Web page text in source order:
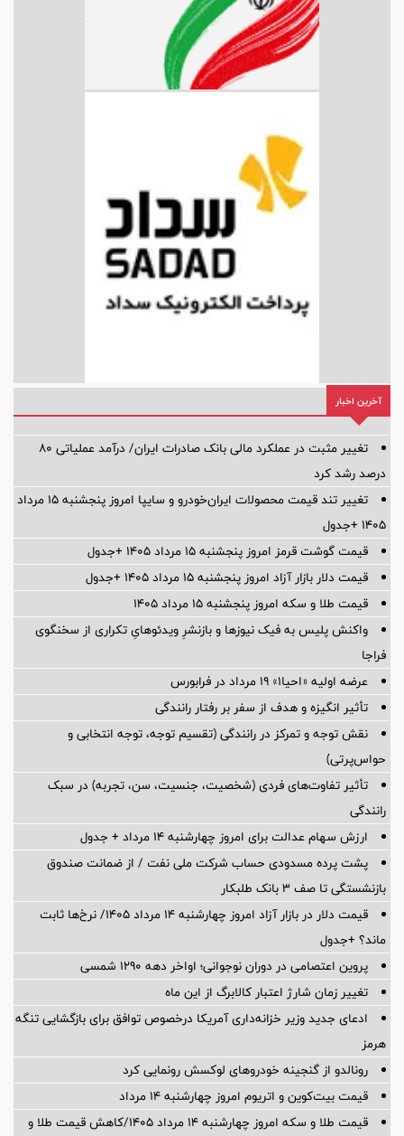
آخرین اخبار
تغییر مثبت در عملکرد مالی بانک صادرات ایران/ درآمد عملیاتی 80
درصد رشد کرد
تغییر تند قیمت محصولات ایران‌خودرو و سایپا امروز پنجشنبه ۱۵ مرداد
۱۴۰۵ +جدول
قیمت گوشت قرمز امروز پنجشنبه ۱۵ مرداد ۱۴۰۵ +جدول
قیمت دلار بازار آزاد امروز پنجشنبه ۱۵ مرداد ۱۴۰۵ +جدول
قیمت طلا و سکه امروز پنجشنبه ۱۵ مرداد ۱۴۰۵
واکنش پلیس به فیک نیوزها و بازنشرِ ویدئوهایِ تکراری از سخنگوی
فراجا
عرضه اولیه «احیا۱» ۱۹ مرداد در فرابورس
تأثیر انگیزه و هدف از سفر بر رفتار رانندگی
نقش توجه و تمرکز در رانندگی (تقسیم توجه، توجه انتخابی و
حواس‌پرتی)
تأثیر تفاوت‌های فردی (شخصیت، جنسیت، سن، تجربه) در سبک
رانندگی
ارزش سهام عدالت برای امروز چهارشنبه ۱۴ مرداد + جدول
پشت پرده‌ مسدودی حساب شرکت ملی نفت / از ضمانت صندوق
بازنشستگی تا صف ۳ بانک طلبکار
قیمت دلار در بازار آزاد امروز چهارشنبه ۱۴ مرداد ۱۴۰۵/ نرخ‌ها ثابت
ماند؟ +جدول
پروین اعتصامی در دوران نوجوانی؛ اواخر دهه ۱۲۹۰ شمسی
تغییر زمان شارژ اعتبار کالابرگ از این ماه
ادعای جدید وزیر خزانه‌داری آمریکا درخصوص توافق برای بازگشایی تنگه
هرمز
رونالدو از گنجینه خودروهای لوکسش رونمایی کرد
قیمت بیت‌کوین و اتریوم امروز چهارشنبه ۱۴ مرداد
قیمت طلا و سکه امروز چهارشنبه ۱۴ مرداد ۱۴۰۵/کاهش قیمت طلا و